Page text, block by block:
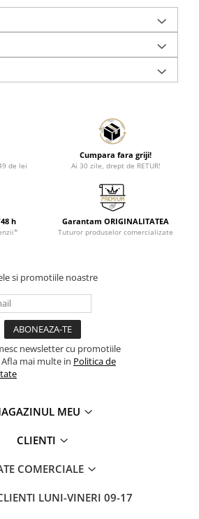
de lei
Cumpara fara griji!
Ai 30 zile, drept de RETUR!
h Garantam ORIGINALITATEA
Tuturor produselor comercializate
si promotiile noastre
newsletter cu promotiile
mai multe in Politica de
MEU
CLIENTI
COMERCIALE
LUNI-VINERI 09-17